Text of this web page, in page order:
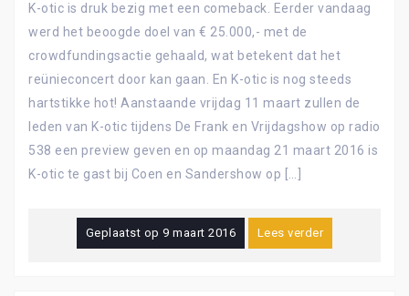
K-otic is druk bezig met een comeback. Eerder vandaag
werd het beoogde doel van € 25.000,- met de
crowdfundingsactie gehaald, wat betekent dat het
reünieconcert door kan gaan. En K-otic is nog steeds
hartstikke hot! Aanstaande vrijdag 11 maart zullen de
leden van K-otic tijdens De Frank en Vrijdagshow op radio
538 een preview geven en op maandag 21 maart 2016 is
K-otic te gast bij Coen en Sandershow op […]
Geplaatst op9 maart 2016 Lees verder